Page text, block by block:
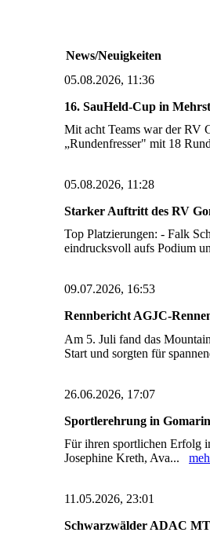
News/Neuigkeiten
05.08.2026, 11:36
16. SauHeld-Cup in
Mit acht Teams war der RV
„Rundenfresser" mit 18
05.08.2026, 11:28
Starker Auftritt des RV
Top Platzierungen: - Falk
eindrucksvoll aufs Podium
09.07.2026, 16:53
Rennbericht AGJC-
Am 5. Juli fand das
Start und sorgten für
26.06.2026, 17:07
Sportlerehrung in
Für ihren sportlichen Erfolg
Josephine Kreth, Ava...
11.05.2026, 23:01
Schwarzwälder ADAC